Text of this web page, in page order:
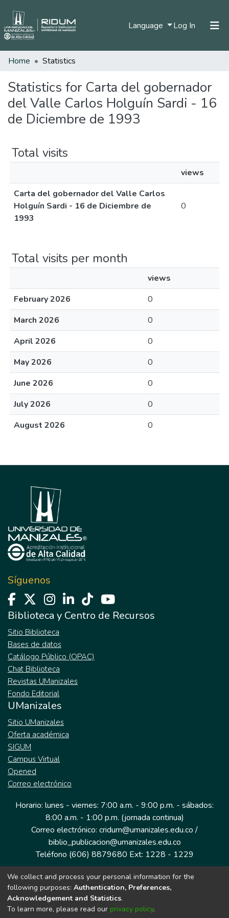
Language Log In (current)
Communities & Collections
All of DSpace
Home Statistics
Statistics for Carta del gobernador
del Valle Carlos Holguín Sardi - 16
de Diciembre de 1993
Total visits
views
Carta del gobernador del Valle Carlos
Holguín Sardi - 16 de Diciembre de
1993
0
Total visits per month
views
February 2026
0
March 2026
0
April 2026
0
May 2026
0
June 2026
0
July 2026
0
August 2026
0
Síguenos
Biblioteca y Centro de Recursos
Sitio Biblioteca
Bases de datos
Catálogo Público (OPAC)
Chat Biblioteca
Revistas UManizales
Fondo Editorial
UManizales
Sitio UManizales
Oferta académica
SIGUM
Campus Virtual
Opened
Correo electrónico
Horario: lunes - viernes: 7:00 a.m. - 9:00 p.m. - sábados:
8:00 a.m. - 1:00 p.m. (jornada continua)
Correo electrónico: cridum@umanizales.edu.co /
biblio_publicacion@umanizales.edu.co
Teléfono (606) 8879680 Ext: 1228 - 1229
Dirección: Cra 9 a # 19-03 Edificio histórico, piso 1
Manizales, Caldas
Colombia.
We collect and process your personal information for the
following purposes: Authentication, Preferences,
Acknowledgement and Statistics.
To learn more, please read our privacy policy.